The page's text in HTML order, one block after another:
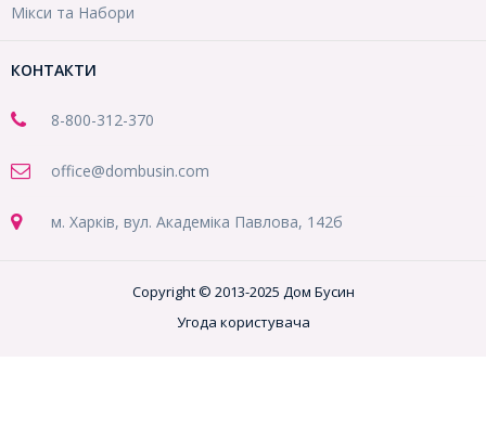
Мікси та Набори
КОНТАКТИ
8-800-312-370
office@dombusin.com
м. Харків, вул. Академіка Павлова, 142б
Copyright © 2013-2025 Дом Бусин
Угода користувача